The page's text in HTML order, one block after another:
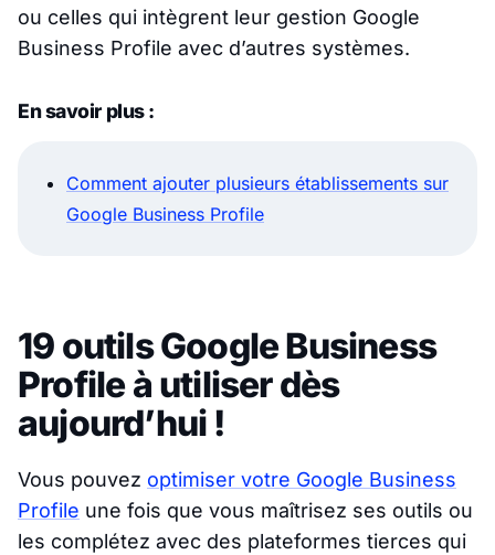
ou celles qui intègrent leur gestion Google
Business Profile avec d’autres systèmes.
En savoir plus :
Comment ajouter plusieurs établissements sur
Google Business Profile
19 outils Google Business
Profile à utiliser dès
aujourd’hui !
Vous pouvez optimiser votre Google Business
Profile une fois que vous maîtrisez ses outils ou
les complétez avec des plateformes tierces qui